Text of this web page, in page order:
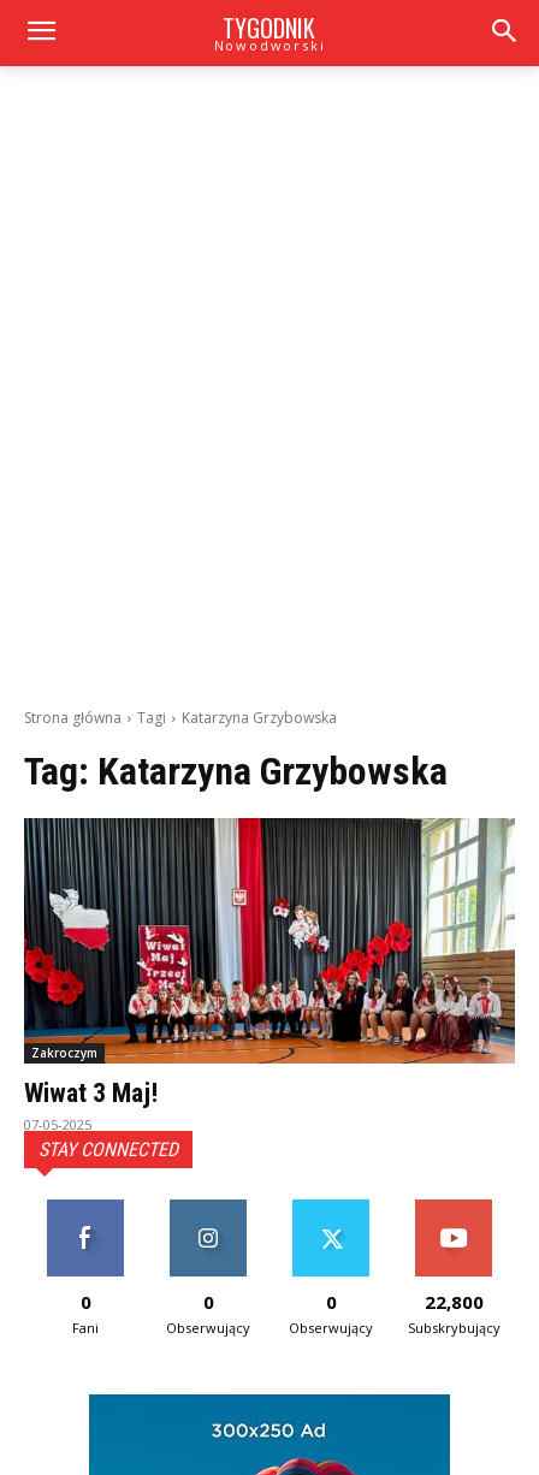
TYGODNIK
Nowodworski
Strona główna Tagi Katarzyna Grzybowska
Tag: Katarzyna Grzybowska
Zakroczym
Wiwat 3 Maj!
07-05-2025
STAY CONNECTED
0
Fani
0
Obserwujący
0
Obserwujący
22,800
Subskrybujący